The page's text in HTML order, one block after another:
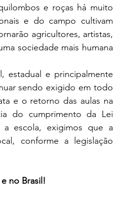
e roças há muito
e do campo cultivam
agricultores, artistas,
sociedade mais humana
sendo exigido em todo
e o retorno das aulas na
do cumprimento da Lei
a escola, exigimos que a
conforme a legislação
no Brasil!